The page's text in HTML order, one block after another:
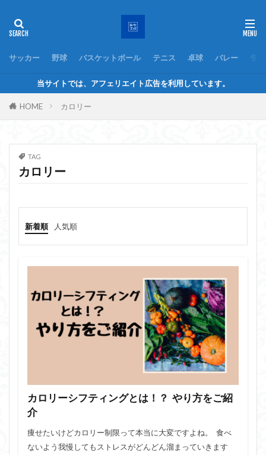
サッカー 野球 バスケットボール テニス 卓球 バレー ラ
当サイトでは、アフェリエイト広告を利用しています。
HOME カロリー
TAG
カロリー
新着順 人気順
カロリーシフティングとは！？ やり方をご紹
介
痩せたいけどカロリー制限って本当に大変ですよね。 食べ
ないよう我慢してもストレスがどんどん溜まっていきます